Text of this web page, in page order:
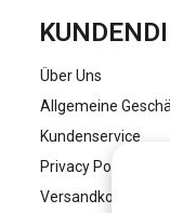
Über Uns
Allgemeine
Kundenservice
Privacy Policy
Versandkosten